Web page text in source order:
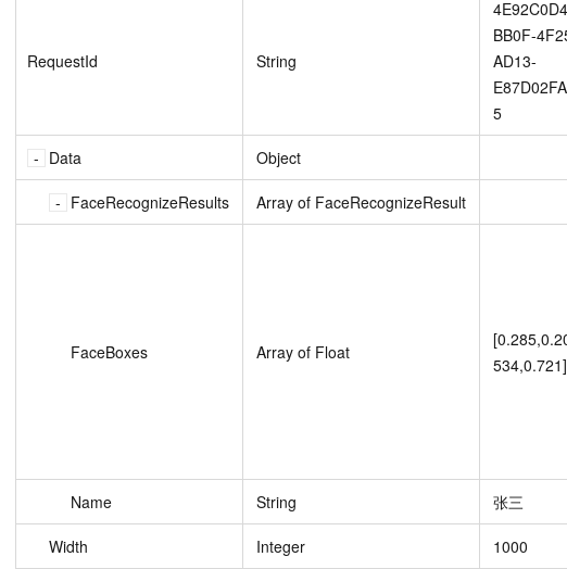
RequestId String
BB0F-
AD13-
5
Data Object
FaceRecognizeResults Array of FaceRecognizeResult
FaceBoxes Array of Float
534,0.721]
Name String 张三
Width Integer 1000